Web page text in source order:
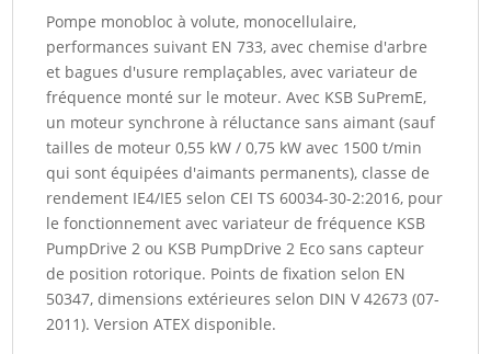
Pompe monobloc à volute, monocellulaire,
performances suivant EN 733, avec chemise d'arbre
et bagues d'usure remplaçables, avec variateur de
fréquence monté sur le moteur. Avec KSB SuPremE,
un moteur synchrone à réluctance sans aimant (sauf
tailles de moteur 0,55 kW / 0,75 kW avec 1500 t/min
qui sont équipées d'aimants permanents), classe de
rendement IE4/IE5 selon CEI TS 60034-30-2:2016, pour
le fonctionnement avec variateur de fréquence KSB
PumpDrive 2 ou KSB PumpDrive 2 Eco sans capteur
de position rotorique. Points de fixation selon EN
50347, dimensions extérieures selon DIN V 42673 (07-
2011). Version ATEX disponible.